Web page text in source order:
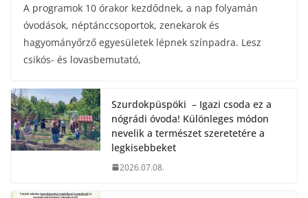
A programok 10 órakor kezdődnek, a nap folyamán
óvodások, néptánccsoportok, zenekarok és
hagyományőrző egyesületek lépnek színpadra. Lesz
csikós- és lovasbemutató,
Szurdokpüspöki – Igazi csoda ez a
nógrádi óvoda! Különleges módon
nevelik a természet szeretetére a
legkisebbeket
2026.07.08.